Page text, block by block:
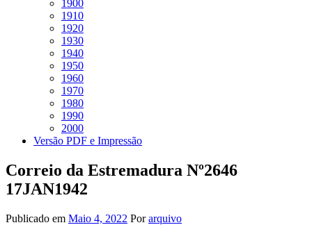
1900
1910
1920
1930
1940
1950
1960
1970
1980
1990
2000
Versão PDF e Impressão
Correio da Estremadura Nº2646
17JAN1942
Publicado em Maio 4, 2022 Porarquivo